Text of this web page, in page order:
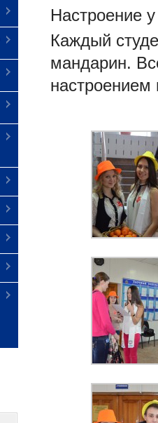
Настроение
Каждый
мандарин.